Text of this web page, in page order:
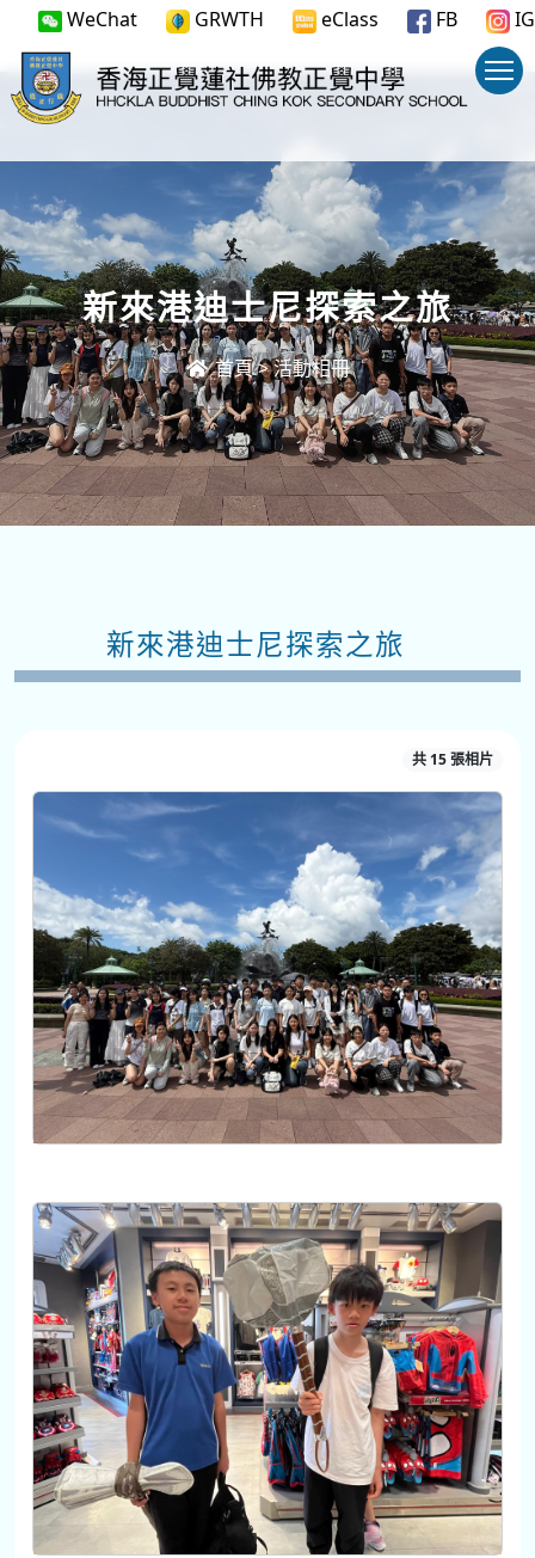
WeChat GRWTH eClass FB IG
新來港迪士尼探索之旅
首頁>活動相冊
新來港迪士尼探索之旅
共 15 張相片